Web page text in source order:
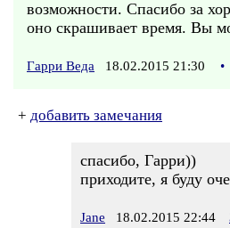
возможности. Спасибо за
оно скрашивает время. Вы
Гарри Веда 18.02.2015 21:30 •
+ добавить замечания
спасибо, Гарри))
приходите, я буду
Jane 18.02.2015 22:44